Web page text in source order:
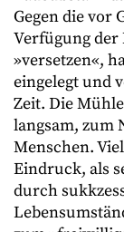
Gegen die vor
Verfügung der
»versetzen«,
eingelegt und
Zeit. Die
langsam, zum
Menschen.
Eindruck, als
durch